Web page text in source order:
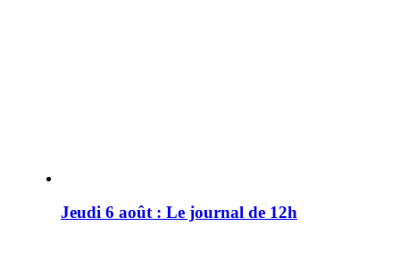
Jeudi 6 août : Le journal de 12h